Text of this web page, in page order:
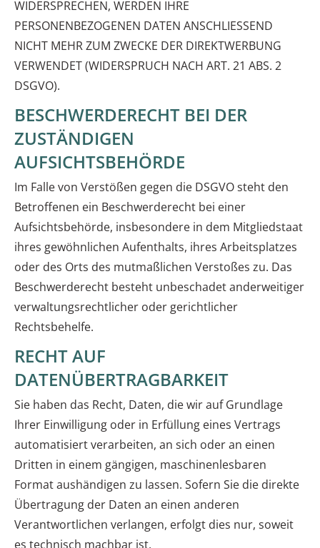
WIDERSPRECHEN, WERDEN IHRE
PERSONENBEZOGENEN DATEN ANSCHLIESSEND
NICHT MEHR ZUM ZWECKE DER DIREKTWERBUNG
VERWENDET (WIDERSPRUCH NACH ART. 21 ABS. 2
DSGVO).
BESCHWERDERECHT BEI DER
ZUSTÄNDIGEN
AUFSICHTSBEHÖRDE
Im Falle von Verstößen gegen die DSGVO steht den
Betroffenen ein Beschwerderecht bei einer
Aufsichtsbehörde, insbesondere in dem Mitgliedstaat
ihres gewöhnlichen Aufenthalts, ihres Arbeitsplatzes
oder des Orts des mutmaßlichen Verstoßes zu. Das
Beschwerderecht besteht unbeschadet anderweitiger
verwaltungsrechtlicher oder gerichtlicher
Rechtsbehelfe.
RECHT AUF
DATENÜBERTRAGBARKEIT
Sie haben das Recht, Daten, die wir auf Grundlage
Ihrer Einwilligung oder in Erfüllung eines Vertrags
automatisiert verarbeiten, an sich oder an einen
Dritten in einem gängigen, maschinenlesbaren
Format aushändigen zu lassen. Sofern Sie die direkte
Übertragung der Daten an einen anderen
Verantwortlichen verlangen, erfolgt dies nur, soweit
es technisch machbar ist.